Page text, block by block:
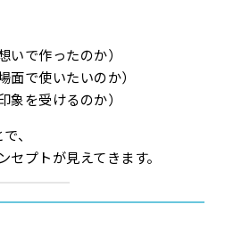
いで作ったのか）
面で使いたいのか）
象を受けるのか）
、
プトが見えてきます。